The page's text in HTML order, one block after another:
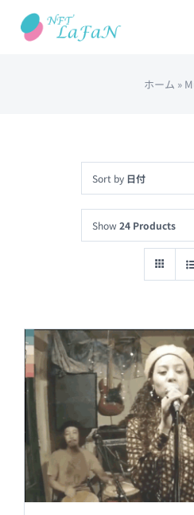
Skip
NFTシ
REDEEM(現
カー
ホーム »
Sort by 日付
Show 24 Products